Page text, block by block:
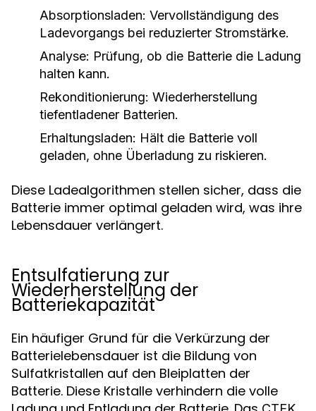
Absorptionsladen: Vervollständigung des
Ladevorgangs bei reduzierter Stromstärke.
Analyse: Prüfung, ob die Batterie die Ladung
halten kann.
Rekonditionierung: Wiederherstellung
tiefentladener Batterien.
Erhaltungsladen: Hält die Batterie voll
geladen, ohne Überladung zu riskieren.
Diese Ladealgorithmen stellen sicher, dass die
Batterie immer optimal geladen wird, was ihre
Lebensdauer verlängert.
Entsulfatierung zur
Wiederherstellung der
Batteriekapazität
Ein häufiger Grund für die Verkürzung der
Batterielebensdauer ist die Bildung von
Sulfatkristallen auf den Bleiplatten der
Batterie. Diese Kristalle verhindern die volle